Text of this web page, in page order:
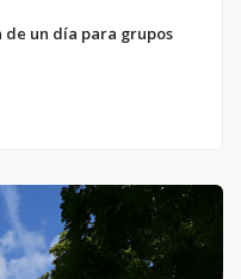
de un día para grupos